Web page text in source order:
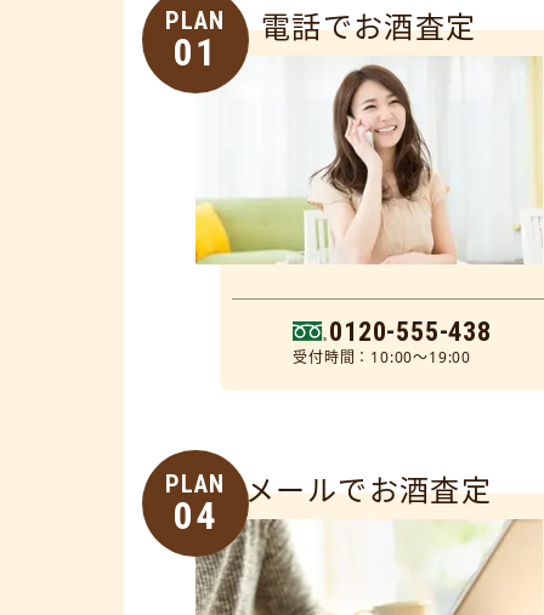
PLAN
01
電話でお酒査定
0120-555-438
受付時間：10:00～19:00
PLAN
04
メールでお酒査定